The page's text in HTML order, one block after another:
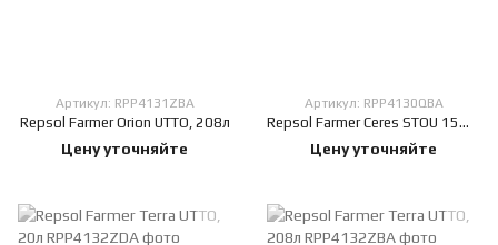
Артикул: RPP4131ZBA
Repsol Farmer Orion UTTO, 208л
Цену уточняйте
Артикул: RPP4130QBA
Repsol Farmer Ceres STOU 15W-40, 208л
Цену уточняйте